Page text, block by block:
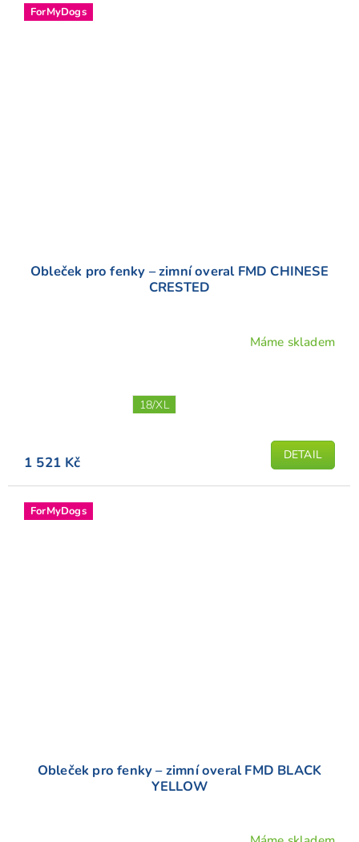
ForMyDogs
Obleček pro fenky – zimní overal FMD CHINESE
CRESTED
5
Máme skladem
1 521 Kč DETAIL
18/XL
ForMyDogs
Obleček pro fenky – zimní overal FMD BLACK
YELLOW